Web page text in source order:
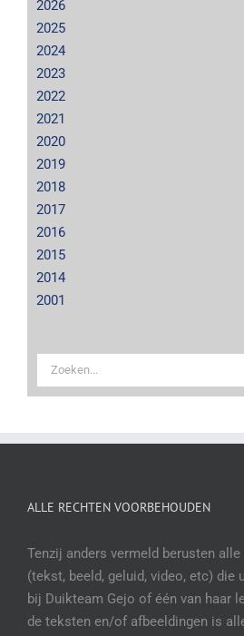
2026
2025
2024
2023
2022
2021
2020
2019
2018
2017
2016
2015
2014
2001
Zoeken
naar:
ALLE RECHTEN VOORBEHOUDEN
Tenzij anders vermeld berusten
(tekst, beeld, geluid, video, etc) die
bij Duikteam Gejo of één van haar
de teksten en/of afbeeldingen is